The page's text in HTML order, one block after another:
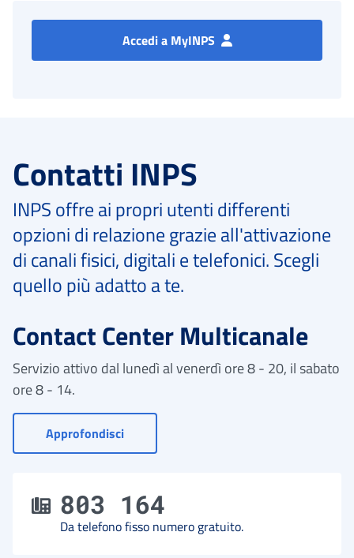
Accedi a MyINPS
Contatti INPS
INPS offre ai propri utenti differenti
opzioni di relazione grazie all'attivazione
di canali fisici, digitali e telefonici. Scegli
quello più adatto a te.
Contact Center Multicanale
Servizio attivo dal lunedì al venerdì ore 8 - 20, il sabato
ore 8 - 14.
Approfondisci- Vai a Contact Center
803 164
Da telefono fisso numero gratuito.